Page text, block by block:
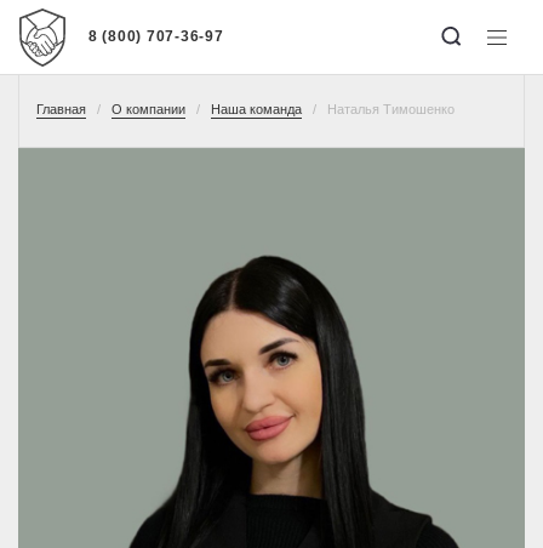
8 (800) 707-36-97
Главная О компании Наша команда Наталья Тимошенко